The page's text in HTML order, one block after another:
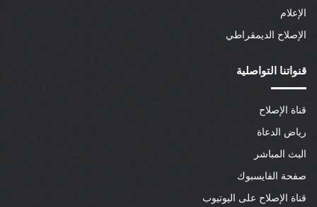
الإعلام
الإصلاح الديمقراطي
قنواتنا التواصلية
قناة الإصلاح
رياض الدعاة
البث المباشر
صفحة الفايسبوك
قناة الإصلاح على اليوتيوب